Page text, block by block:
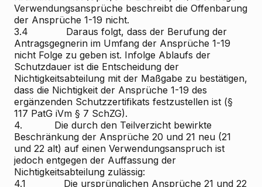
Verwendungsansprüche beschreibt die Offenbarung
der Ansprüche 1-19 nicht.
3.4 Daraus folgt, dass der Berufung der
Antragsgegnerin im Umfang der Ansprüche 1-19
nicht Folge zu geben ist. Infolge Ablaufs der
Schutzdauer ist die Entscheidung der
Nichtigkeitsabteilung mit der Maßgabe zu bestätigen,
dass die Nichtigkeit der Ansprüche 1-19 des
ergänzenden Schutzzertifikats festzustellen ist (§
117 PatG iVm § 7 SchZG).
4. Die durch den Teilverzicht bewirkte
Beschränkung der Ansprüche 20 und 21 neu (21
und 22 alt) auf einen Verwendungsanspruch ist
jedoch entgegen der Auffassung der
Nichtigkeitsabteilung zulässig:
4.1 Die ursprünglichen Ansprüche 21 und 22